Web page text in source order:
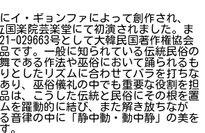
イ・ギョンファによって創作され、
国楽院芸楽堂にて初演されました。ま
029663号として大韓民国著作権協会
です。一般に知られている伝統民俗の
である作法や巫俗において踊られるも
としたリズムに合わせてバラを打ちな
り、巫俗儀礼の中でも重要な役割を担
は、こうした伝統と民俗にその根を置
を躍動的に結び、また解き放ちなが
音律の中に「静中動・動中静」の美を
。